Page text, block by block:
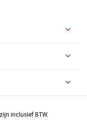
inclusief BTW.